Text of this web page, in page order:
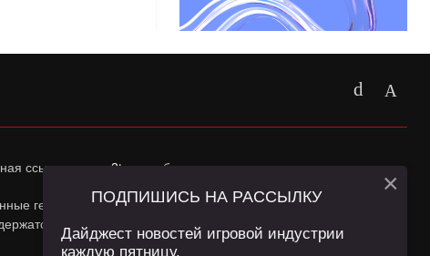
ссылка наapp2top.ruобязательна.
геолокации Пользователей сайта и сервис «Яндекс
в
Политике конфиденциальностии
ПОДПИШИСЬ НА РАССЫЛКУ
Дайджест новостей игровой индустрии
каждую пятницу.
×